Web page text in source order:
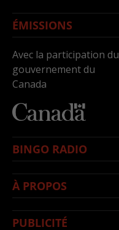
ÉMISSIONS
Avec la participation du
gouvernement du
Canada
BINGO RADIO
À PROPOS
PUBLICITÉ